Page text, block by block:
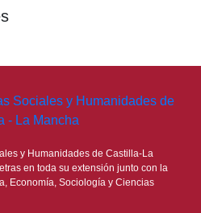
y Humanidades de Castilla-La
en toda su extensión junto con la
Economía, Sociología y Ciencias